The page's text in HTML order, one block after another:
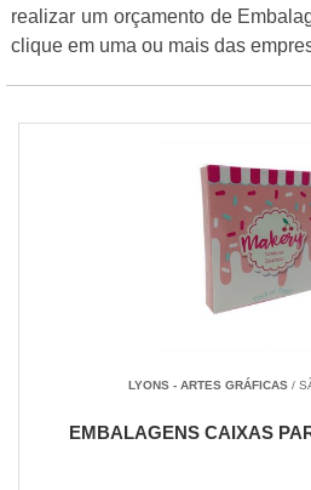
realizar um orçamento de
clique em uma ou mais das
LYONS - ARTES GRÁFICAS/
EMBALAGENS CAIXAS